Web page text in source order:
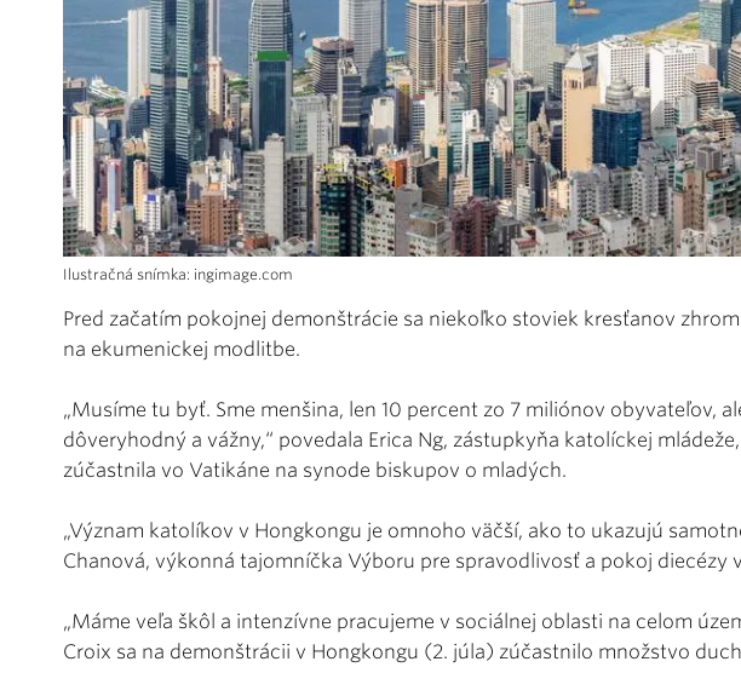
Ilustračná snímka: ingimage.com
Pred začatím pokojnej demonštrácie sa niekoľko stoviek kresťanov
na ekumenickej modlitbe.
„Musíme tu byť. Sme menšina, len 10 percent zo 7 miliónov obyvateľov,
dôveryhodný a vážny,“ povedala Erica Ng, zástupkyňa katolíckej
zúčastnila vo Vatikáne na synode biskupov o mladých.
„Význam katolíkov v Hongkongu je omnoho väčší, ako to ukazujú
Chanová, výkonná tajomníčka Výboru pre spravodlivosť a pokoj diecézy
„Máme veľa škôl a intenzívne pracujeme v sociálnej oblasti na celom
Croix sa na demonštrácii v Hongkongu (2. júla) zúčastnilo množstvo